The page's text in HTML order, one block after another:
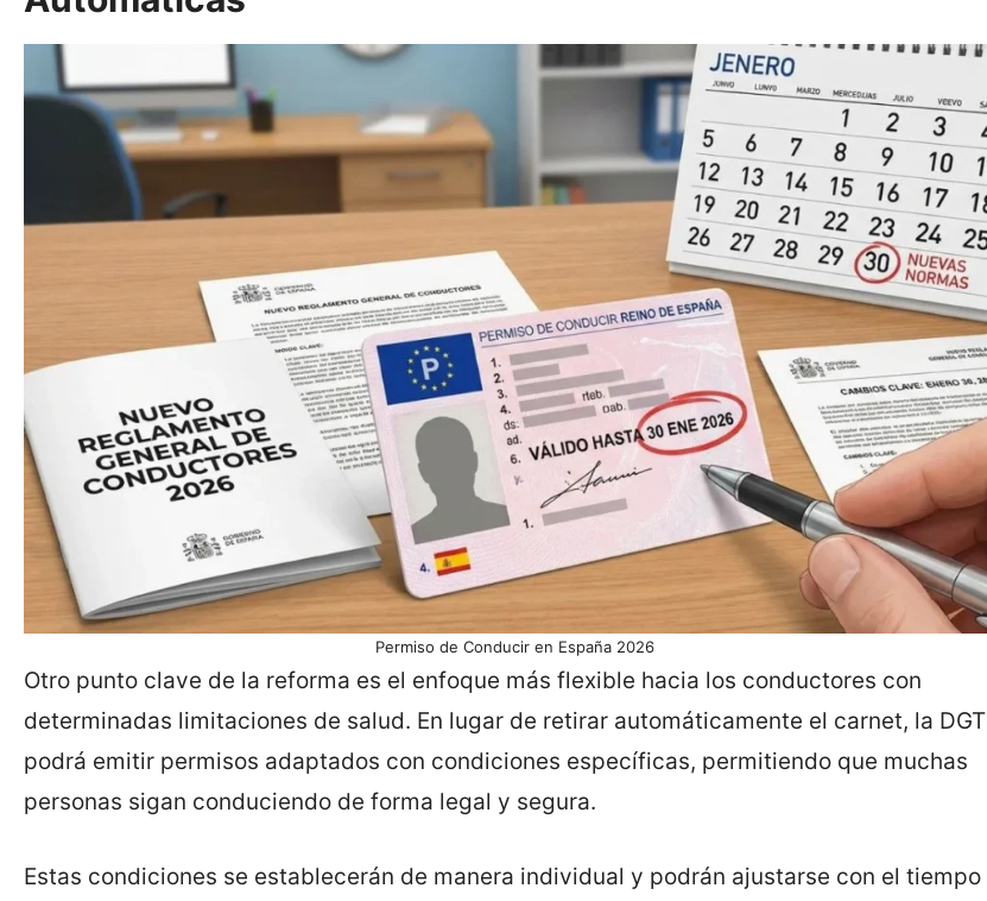
Permiso de Conducir en España 2026
Otro punto clave de la reforma es el enfoque más flexible hacia los conductores con
determinadas limitaciones de salud. En lugar de retirar automáticamente el carnet, la DGT
podrá emitir permisos adaptados con condiciones específicas, permitiendo que muchas
personas sigan conduciendo de forma legal y segura.
Estas condiciones se establecerán de manera individual y podrán ajustarse con el tiempo